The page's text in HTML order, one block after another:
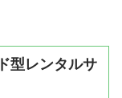
型レンタルサ